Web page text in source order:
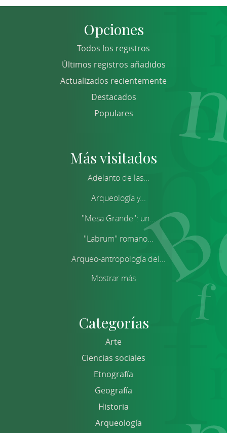
Opciones
Todos los registros
Últimos registros añadidos
Actualizados recientemente
Destacados
Populares
Más visitados
Adelanto de las...
Arqueología y...
''Mesa Grande'': un...
''Labrum'' romano...
Arqueo-antropología del...
Mostrar más
Categorías
Arte
Ciencias sociales
Etnografía
Geografía
Historia
Arqueología